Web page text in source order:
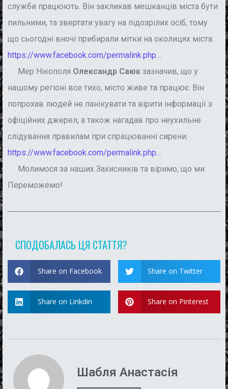
служби працюють. Він закликав мешканців міста бути
пильними, та звертати увагу на підозрілих осіб, тому
що сьогодні вночі прибирали мітки на околицях міста.
https://www.facebook.com/permalink.php…
Мер Нікополя Олександр Саюк зазначив, що у
нашому регіоні все тихо, місто живе та працює. Він
попрохав людей не панікувати та вірити інформації з
офіційних джерел, а також нагадав про неухильне
слідування правилам при спрацюванні сирени.
https://www.facebook.com/permalink.php…
Молимося за наших Захисників та віримо, що ми
Переможемо!
СПОДОБАЛАСЬ ЦЯ СТАТТЯ?
Share on Facebook Share on Twitter
Share on Linkdin Share on Pinterest
Шабля Анастасія